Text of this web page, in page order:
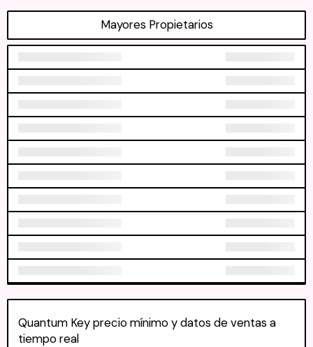
Quantum Key precio mínimo y datos de ventas a
tiempo real
Mayores Propietarios